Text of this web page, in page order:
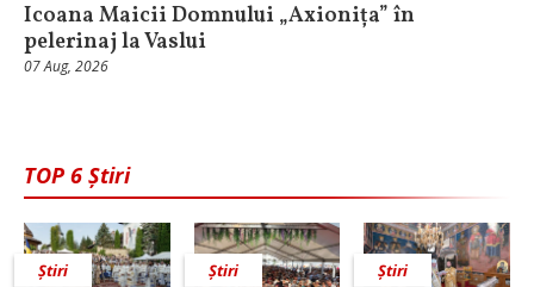
Icoana Maicii Domnului „Axionița” în
pelerinaj la Vaslui
07 Aug, 2026
TOP 6 Știri
Știri Știri Știri